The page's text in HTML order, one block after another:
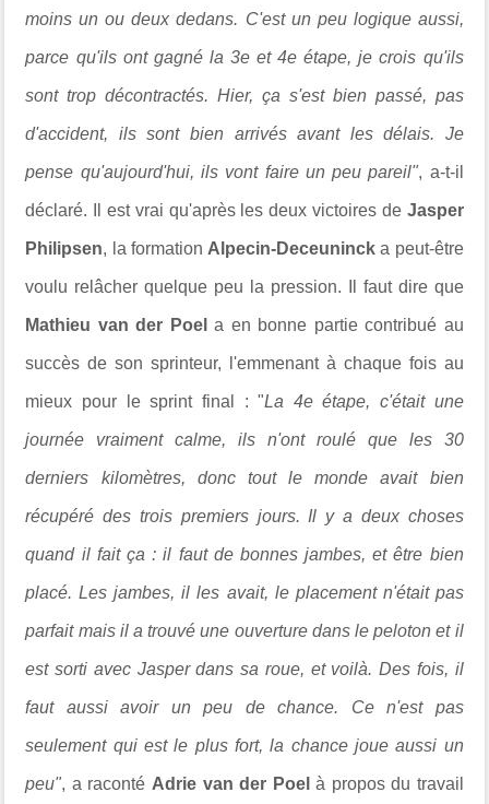
moins un ou deux dedans. C'est un peu logique aussi,
parce qu'ils ont gagné la 3e et 4e étape, je crois qu'ils
sont trop décontractés. Hier, ça s'est bien passé, pas
d'accident, ils sont bien arrivés avant les délais. Je
pense qu'aujourd'hui, ils vont faire un peu pareil", a-t-il
déclaré. Il est vrai qu'après les deux victoires de Jasper
Philipsen, la formation Alpecin-Deceuninck a peut-être
voulu relâcher quelque peu la pression. Il faut dire que
Mathieu van der Poela en bonne partie contribué au
succès de son sprinteur, l'emmenant à chaque fois au
mieux pour le sprint final : "La 4e étape, c'était une
journée vraiment calme, ils n'ont roulé que les 30
derniers kilomètres, donc tout le monde avait bien
récupéré des trois premiers jours. Il y a deux choses
quand il fait ça : il faut de bonnes jambes, et être bien
placé. Les jambes, il les avait, le placement n'était pas
parfait mais il a trouvé une ouverture dans le peloton et il
est sorti avec Jasper dans sa roue, et voilà. Des fois, il
faut aussi avoir un peu de chance. Ce n'est pas
seulement qui est le plus fort, la chance joue aussi un
peu", a raconté Adrie van der Poel à propos du travail